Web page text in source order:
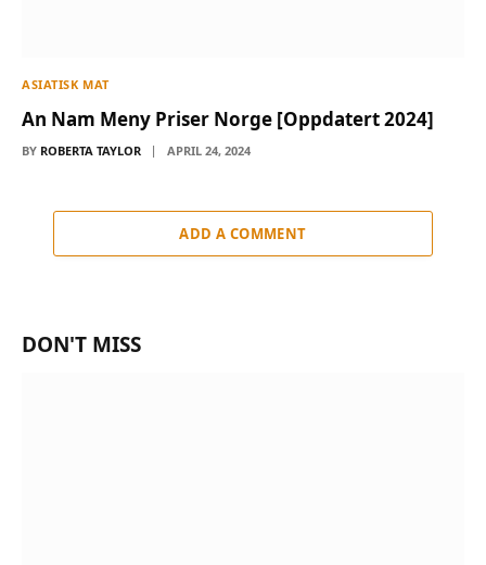
ASIATISK MAT
An Nam Meny Priser Norge [Oppdatert 2024]
BY ROBERTA TAYLOR APRIL 24, 2024
ADD A COMMENT
DON'T MISS